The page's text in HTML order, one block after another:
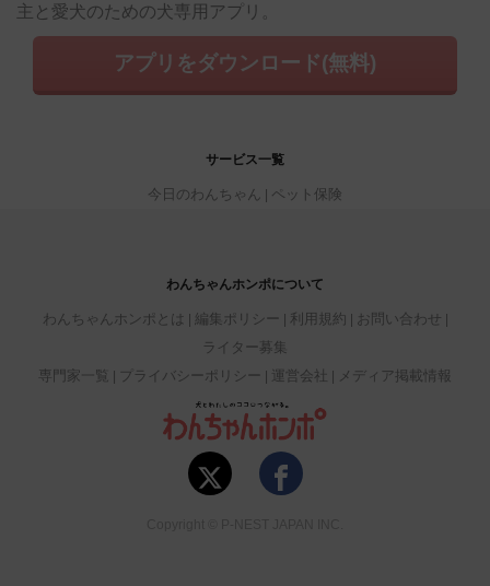
主と愛犬のための犬専用アプリ。
アプリをダウンロード(無料)
サービス一覧
今日のわんちゃん ペット保険
わんちゃんホンポについて
わんちゃんホンポとは 編集ポリシー 利用規約
お問い合わせ
ライター募集
専門家一覧
プライバシーポリシー 運営会社 メディア掲載情報